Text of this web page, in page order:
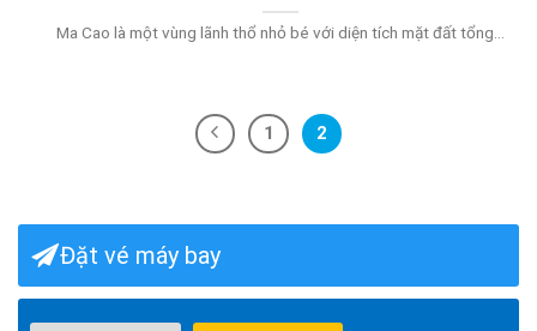
Ma Cao là một vùng lãnh thổ nhỏ bé với diện tích mặt đất tổng...
1 2
Đặt vé máy bay